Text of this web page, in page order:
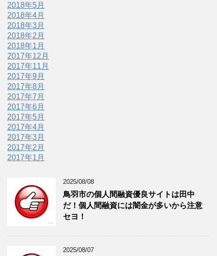
2018年5月
2018年4月
2018年3月
2018年2月
2018年1月
2017年12月
2017年11月
2017年9月
2017年8月
2017年7月
2017年6月
2017年5月
2017年4月
2017年3月
2017年2月
2017年1月
2025/08/08
鳥羽市の個人間融資優良サイトは田中
だ！個人間融資には闇金が多いから注意
セヨ！
2025/08/07